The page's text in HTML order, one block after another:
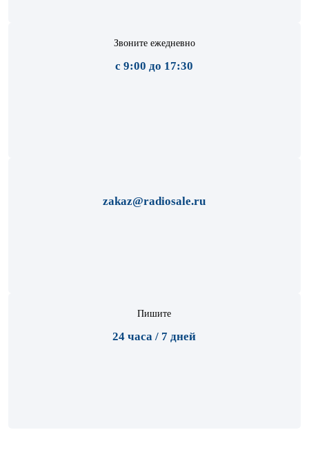
Звоните ежедневно
с 9:00 до 17:30
zakaz@radiosale.ru
Пишите
24 часа / 7 дней